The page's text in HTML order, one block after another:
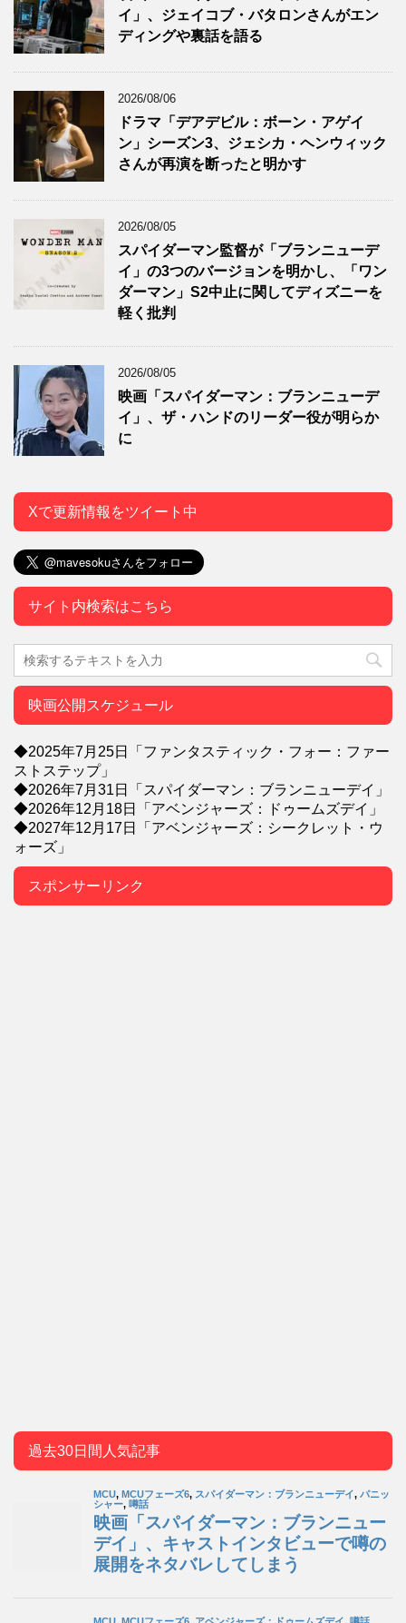
イ」、ジェイコブ・バタロンさんがエン
ディングや裏話を語る
2026/08/06
ドラマ「デアデビル：ボーン・アゲイ
ン」シーズン3、ジェシカ・ヘンウィック
さんが再演を断ったと明かす
2026/08/05
スパイダーマン監督が「ブランニューデ
イ」の3つのバージョンを明かし、「ワン
ダーマン」S2中止に関してディズニーを
軽く批判
2026/08/05
映画「スパイダーマン：ブランニューデ
イ」、ザ・ハンドのリーダー役が明らか
に
Xで更新情報をツイート中
サイト内検索はこちら
映画公開スケジュール
◆2025年7月25日「ファンタスティック・フォー：ファー
ストステップ」
◆2026年7月31日「スパイダーマン：ブランニューデイ」
◆2026年12月18日「アベンジャーズ：ドゥームズデイ」
◆2027年12月17日「アベンジャーズ：シークレット・ウ
ォーズ」
スポンサーリンク
過去30日間人気記事